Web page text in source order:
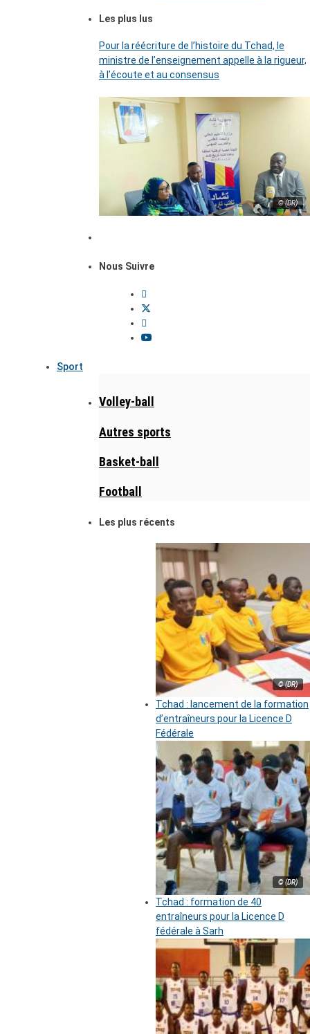
Les plus lus
Pour la réécriture de l’histoire du Tchad, le
ministre de l’enseignement appelle à la rigueur,
à l’écoute et au consensus
© (DR)
Nous Suivre
Sport
Volley-ball
Autres sports
Basket-ball
Football
Les plus récents
© (DR)
Tchad : lancement de la formation
d’entraîneurs pour la Licence D
Fédérale
© (DR)
Tchad : formation de 40
entraîneurs pour la Licence D
fédérale à Sarh